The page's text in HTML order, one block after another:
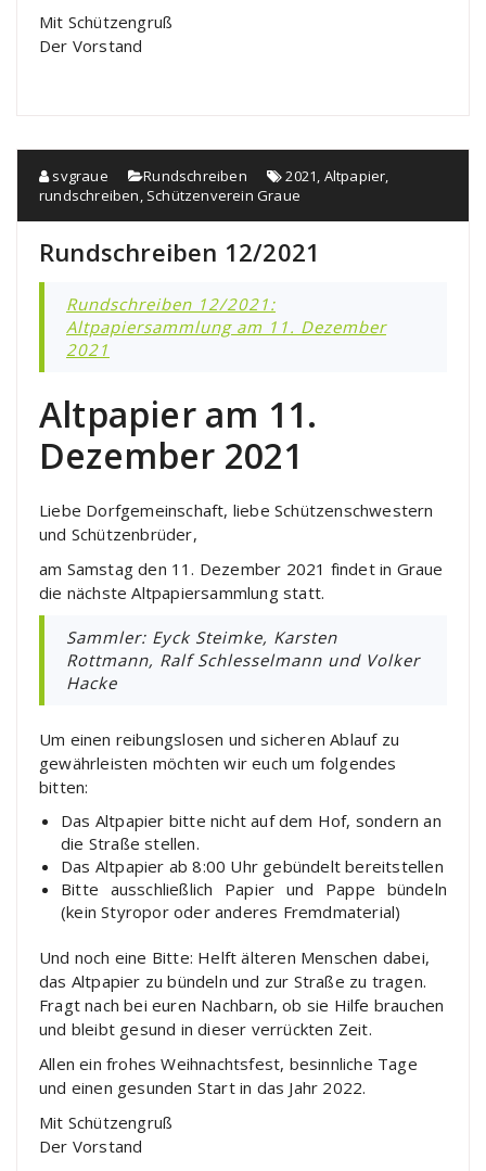
Mit Schützengruß
Der Vorstand
svgraue Rundschreiben 2021, Altpapier,
rundschreiben, Schützenverein Graue
Rundschreiben 12/2021
Rundschreiben 12/2021:
Altpapiersammlung am 11. Dezember
2021
Altpapier am 11.
Dezember 2021
Liebe Dorfgemeinschaft, liebe Schützenschwestern
und Schützenbrüder,
am Samstag den 11. Dezember 2021 findet in Graue
die nächste Altpapiersammlung statt.
Sammler: Eyck Steimke, Karsten
Rottmann, Ralf Schlesselmann und Volker
Hacke
Um einen reibungslosen und sicheren Ablauf zu
gewährleisten möchten wir euch um folgendes
bitten:
Das Altpapier bitte nicht auf dem Hof, sondern an
die Straße stellen.
Das Altpapier ab 8:00 Uhr gebündelt bereitstellen
Bitte ausschließlich Papier und Pappe bündeln
(kein Styropor oder anderes Fremdmaterial)
Und noch eine Bitte: Helft älteren Menschen dabei,
das Altpapier zu bündeln und zur Straße zu tragen.
Fragt nach bei euren Nachbarn, ob sie Hilfe brauchen
und bleibt gesund in dieser verrückten Zeit.
Allen ein frohes Weihnachtsfest, besinnliche Tage
und einen gesunden Start in das Jahr 2022.
Mit Schützengruß
Der Vorstand